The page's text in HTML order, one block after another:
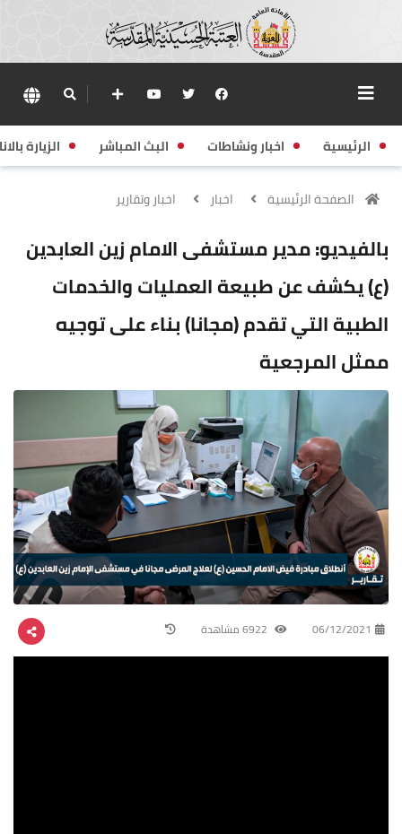
الرئيسية اخبار ونشاطات البث المباشر الزيارة
الصفحة الرئيسية اخبار اخبار وتقارير
بالفيديو: مدير مستشفى الامام زين العابدين
(ع) يكشف عن طبيعة العمليات والخدمات
الطبية التي تقدم (مجانا) بناء على توجيه
ممثل المرجعية
06/12/2021